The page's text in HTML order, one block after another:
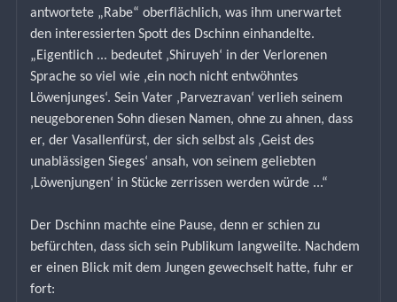
antwortete „Rabe“ oberflächlich, was ihm unerwartet
den interessierten Spott des Dschinn einhandelte.
„Eigentlich ... bedeutet ‚Shiruyeh‘ in der Verlorenen
Sprache so viel wie ‚ein noch nicht entwöhntes
Löwenjunges‘. Sein Vater ‚Parvezravan‘ verlieh seinem
neugeborenen Sohn diesen Namen, ohne zu ahnen, dass
er, der Vasallenfürst, der sich selbst als ‚Geist des
unablässigen Sieges‘ ansah, von seinem geliebten
‚Löwenjungen‘ in Stücke zerrissen werden würde ...“
Der Dschinn machte eine Pause, denn er schien zu
befürchten, dass sich sein Publikum langweilte. Nachdem
er einen Blick mit dem Jungen gewechselt hatte, fuhr er
fort: